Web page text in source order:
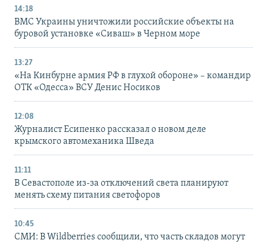
14:18
ВМС Украины уничтожили российские объекты на
буровой установке «Сиваш» в Черном море
13:27
«На Кинбурне армия РФ в глухой обороне» – командир
ОТК «Одесса» ВСУ Денис Носиков
12:08
Журналист Есипенко рассказал о новом деле
крымского автомеханика Шведа
11:11
В Севастополе из-за отключений света планируют
менять схему питания светофоров
10:45
СМИ: В Wildberries сообщили, что часть складов могут